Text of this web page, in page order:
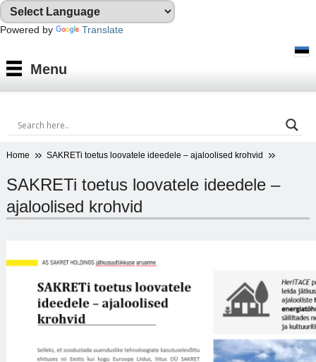
Powered by Translate
Tooted
Tootesüsteemid
Konsultatsioon
Referentsobjektid
Allalaadimiseks
VÄRVIKAART
Menu
Home SAKRETi toetus loovatele ideedele – ajaloolised krohvid
SAKRETi toetus loovatele ideedele –
ajaloolised krohvid